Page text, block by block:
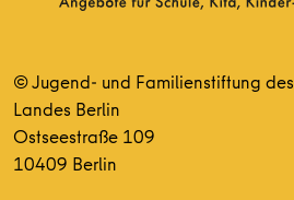
© Jugend- und Familienstiftung des
Landes Berlin
Ostseestraße 109
10409 Berlin